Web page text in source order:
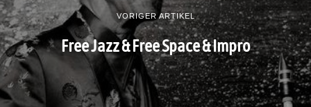
VORIGER ARTIKEL
Free Jazz & Free Space & Impro